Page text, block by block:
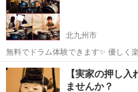
北九州市
無料でドラム体験できます✨ 優しく楽しいレッスンなので、初心者さ
んでも安心です^ ^🎵 気になっているそこの方、お気軽にお問い合わせ
ください✨ ドラムベヤ ウェブ
福岡 北九州市 ドラム レ
【実家の押し
ませんか？